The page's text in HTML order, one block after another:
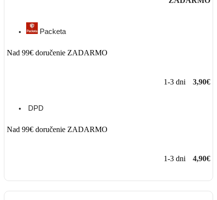
Packeta
Nad 99€ doručenie ZADARMO
1-3 dni 3,90€
DPD
Nad 99€ doručenie ZADARMO
1-3 dni 4,90€